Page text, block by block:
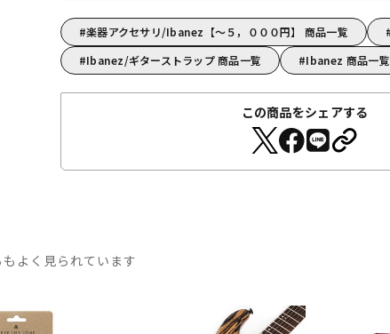
楽器アクセサリ/Ibanez【～５，０００円】 商品一覧
Ibanez/ギターストラップ 商品一覧
Ibanez 商品一覧
この商品をシェアする
もよく見られています